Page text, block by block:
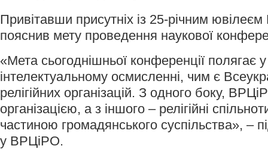
Привітавши присутніх із 25-річним
пояснив мету проведення наукової
«Мета сьогоднішньої конференції полягає
інтелектуальному осмисленні, чим є
релігійних організацій. З одного боку,
організацією, а з іншого – релігійні
частиною громадянського суспільства», –
у ВРЦіРО.